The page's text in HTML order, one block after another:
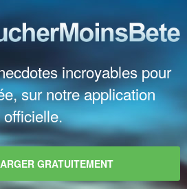
incroyables pour
sur notre application
officielle.
GRATUITEMENT